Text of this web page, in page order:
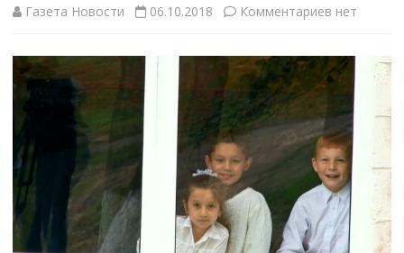
Газета Новости 06.10.2018 Комментариев к
Пока
есть
школа,
село
живет
нет